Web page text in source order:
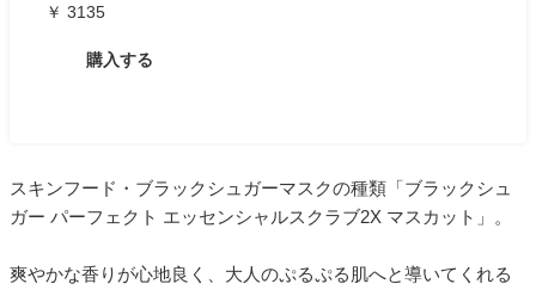
￥ 3135
購入する
スキンフード・ブラックシュガーマスクの種類「ブラックシュ
ガー パーフェクト エッセンシャルスクラブ2X マスカット」。
爽やかな香りが心地良く、大人のぷるぷる肌へと導いてくれる